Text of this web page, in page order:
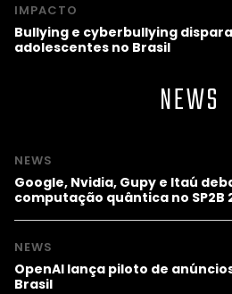
IMPACTO
Bullying e cyberbullying
adolescentes no Brasil
NEWS
NEWS
Google, Nvidia, Gupy e Itaú
computação quântica no SP2B
NEWS
OpenAI lança piloto de
Brasil